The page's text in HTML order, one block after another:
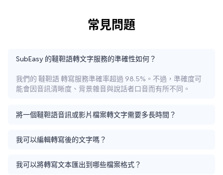
常見問題
SubEasy 的韃靼語轉文字服務的準確性如何？
我們的 韃靼語 轉寫服務準確率超過 98.5%。不過，準確度可
能會因音訊清晰度、背景雜音與說話者口音而有所不同。
將一個韃靼語音訊或影片檔案轉文字需要多長時間？
我可以編輯轉寫後的文字嗎？
我可以將轉寫文本匯出到哪些檔案格式？